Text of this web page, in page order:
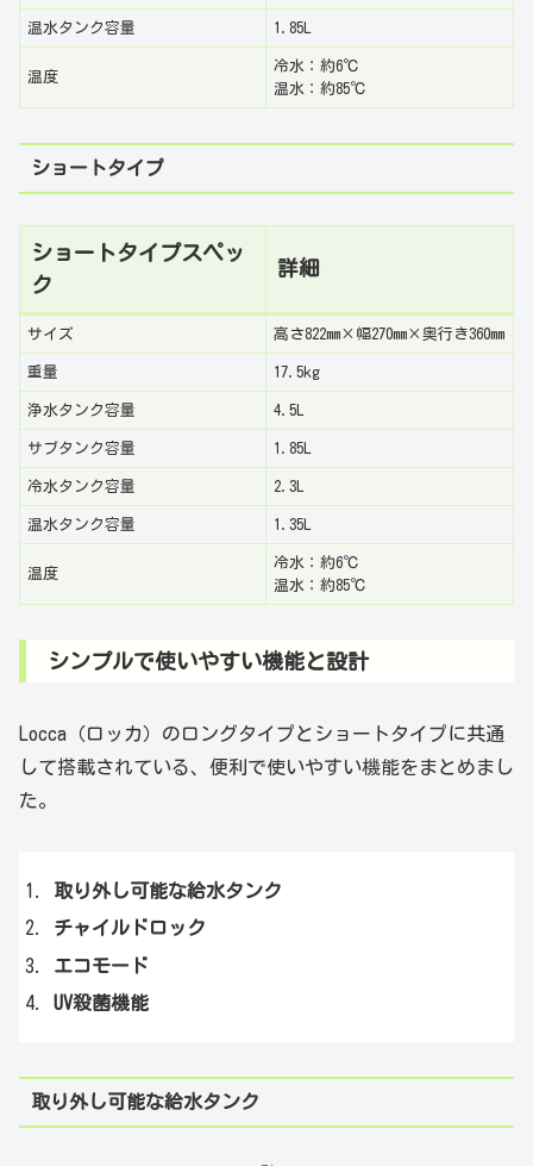
温水タンク容量 1.85L
温度
冷水：約6℃
温水：約85℃
ショートタイプ
ショートタイプスペッ
ク
詳細
サイズ 高さ822mm×幅270mm×奥行き360mm
重量 17.5kg
浄水タンク容量 4.5L
サブタンク容量 1.85L
冷水タンク容量 2.3L
温水タンク容量 1.35L
温度
冷水：約6℃
温水：約85℃
シンプルで使いやすい機能と設計
Locca（ロッカ）のロングタイプとショートタイプに共通
して搭載されている、便利で使いやすい機能をまとめまし
た。
取り外し可能な給水タンク
チャイルドロック
エコモード
UV殺菌機能
取り外し可能な給水タンク